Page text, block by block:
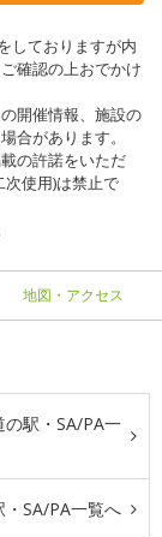
しておりますが内
確認の上おでかけ
開催情報、施設の
合があります。
の許諾をいただ
使用)は禁止で
地図・アクセス
の駅・SA/PA一
・SA/PA一覧へ